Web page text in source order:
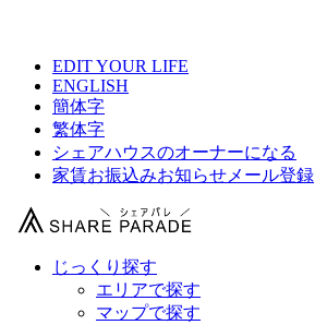
EDIT YOUR LIFE
ENGLISH
簡体字
繁体字
シェアハウスのオーナーになる
家賃お振込みお知らせメール登録
じっくり探す
エリアで探す
マップで探す